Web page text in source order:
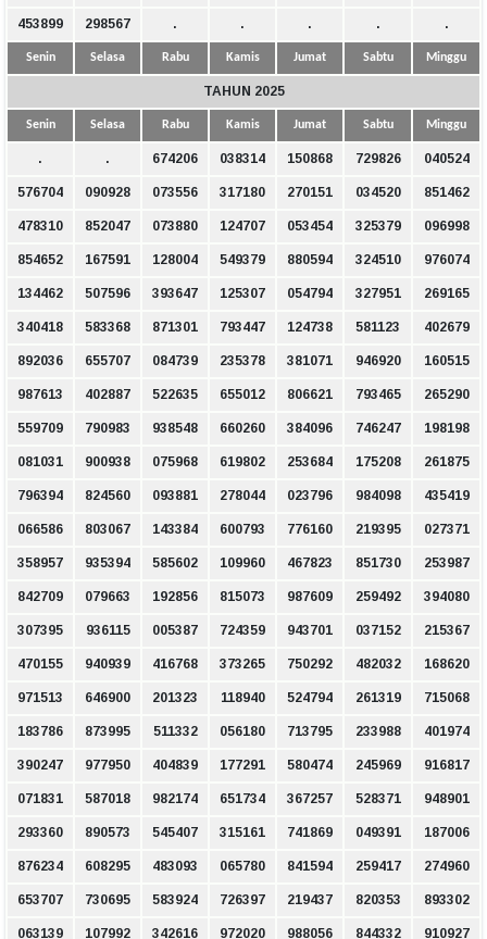
453899 298567 . . . . .
Senin Selasa Rabu Kamis Jumat Sabtu Minggu
TAHUN 2025
Senin Selasa Rabu Kamis Jumat Sabtu Minggu
. . 674206 038314 150868 729826 040524
576704 090928 073556 317180 270151 034520 851462
478310 852047 073880 124707 053454 325379 096998
854652 167591 128004 549379 880594 324510 976074
134462 507596 393647 125307 054794 327951 269165
340418 583368 871301 793447 124738 581123 402679
892036 655707 084739 235378 381071 946920 160515
987613 402887 522635 655012 806621 793465 265290
559709 790983 938548 660260 384096 746247 198198
081031 900938 075968 619802 253684 175208 261875
796394 824560 093881 278044 023796 984098 435419
066586 803067 143384 600793 776160 219395 027371
358957 935394 585602 109960 467823 851730 253987
842709 079663 192856 815073 987609 259492 394080
307395 936115 005387 724359 943701 037152 215367
470155 940939 416768 373265 750292 482032 168620
971513 646900 201323 118940 524794 261319 715068
183786 873995 511332 056180 713795 233988 401974
390247 977950 404839 177291 580474 245969 916817
071831 587018 982174 651734 367257 528371 948901
293360 890573 545407 315161 741869 049391 187006
876234 608295 483093 065780 841594 259417 274960
653707 730695 583924 726397 219437 820353 893302
063139 107992 342616 972020 988056 844332 910927